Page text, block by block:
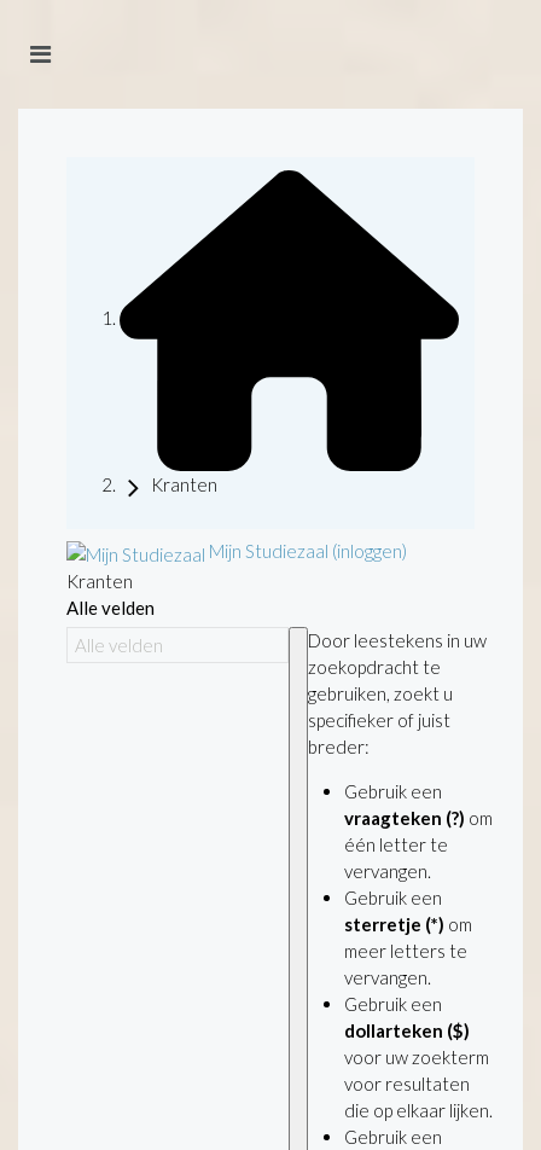
Kranten
Mijn Studiezaal (inloggen)
Kranten
Alle velden
Door leestekens in uw
zoekopdracht te
gebruiken, zoekt u
specifieker of juist
breder:
Gebruik een
vraagteken (?) om
één letter te
vervangen.
Gebruik een
sterretje (*) om
meer letters te
vervangen.
Gebruik een
dollarteken ($)
voor uw zoekterm
voor resultaten
die op elkaar lijken.
Gebruik een